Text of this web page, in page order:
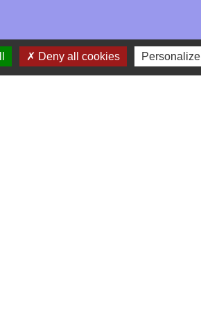
Deny all cookies Personalize